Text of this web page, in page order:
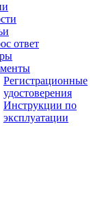
ответ
Регистрационные
удостоверения
Инструкции по
эксплуатации